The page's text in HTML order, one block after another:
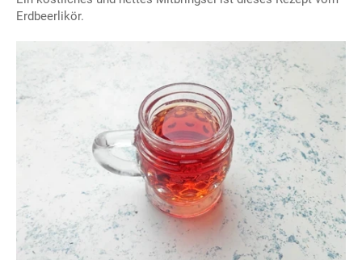
Erdbeerlikör.